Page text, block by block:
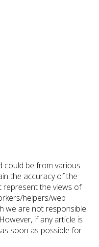
could be from various
the accuracy of the
the views of
helpers/web
we are not responsible
if any article is
soon as possible for